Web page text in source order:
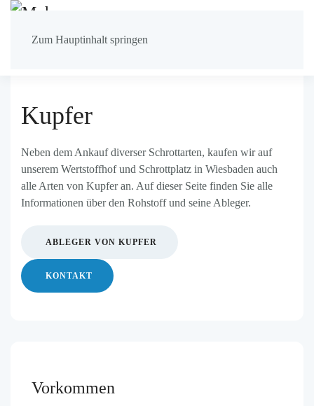
Zum Hauptinhalt springen
Kupfer
Neben dem Ankauf diverser Schrottarten, kaufen wir auf
unserem Wertstoffhof und Schrottplatz in Wiesbaden auch
alle Arten von Kupfer an. Auf dieser Seite finden Sie alle
Informationen über den Rohstoff und seine Ableger.
ABLEGER VON KUPFER
KONTAKT
Vorkommen